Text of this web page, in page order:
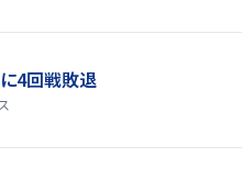
4回戦敗退